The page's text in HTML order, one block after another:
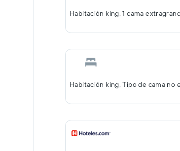
Habitación king, 1 cama
Habitación king, Tipo de cama no